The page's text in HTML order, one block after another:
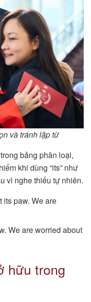
và tránh lặp từ
bảng phân loại,
khi dùng “its” như
vì nghe thiếu tự nhiên.
its paw. We are
We are worried about
hữu trong